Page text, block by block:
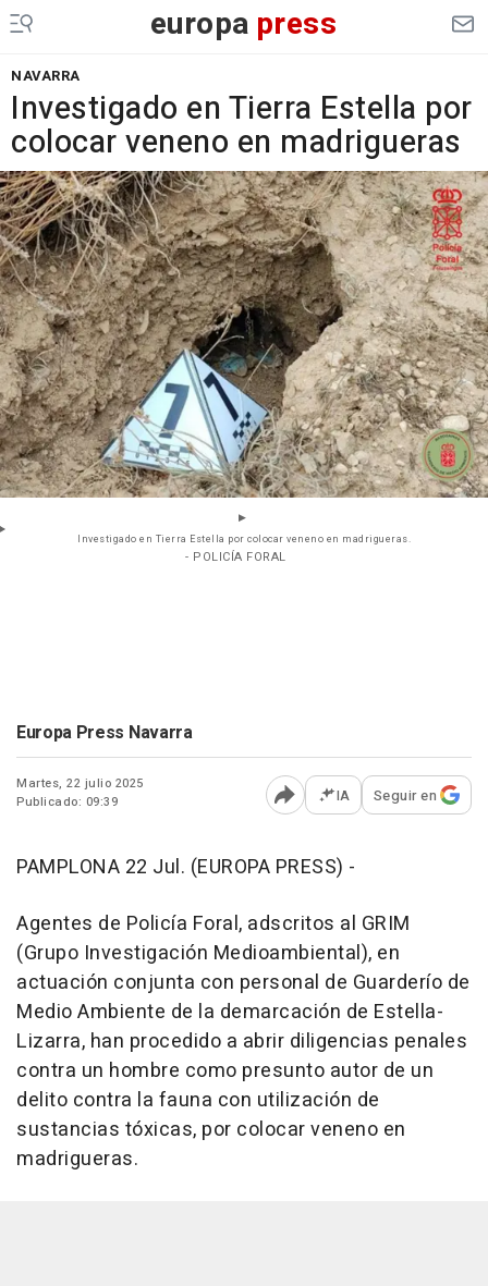
europa press
NAVARRA
Investigado en Tierra Estella por
colocar veneno en madrigueras
Investigado en Tierra Estella por colocar veneno en madrigueras.
- POLICÍA FORAL
Europa Press Navarra
Martes, 22 julio 2025
Publicado: 09:39
Abrir opciones para
IA Seguir en
PAMPLONA 22 Jul. (EUROPA PRESS) -
Agentes de Policía Foral, adscritos al GRIM
(Grupo Investigación Medioambiental), en
actuación conjunta con personal de Guarderío de
Medio Ambiente de la demarcación de Estella-
Lizarra, han procedido a abrir diligencias penales
contra un hombre como presunto autor de un
delito contra la fauna con utilización de
sustancias tóxicas, por colocar veneno en
madrigueras.